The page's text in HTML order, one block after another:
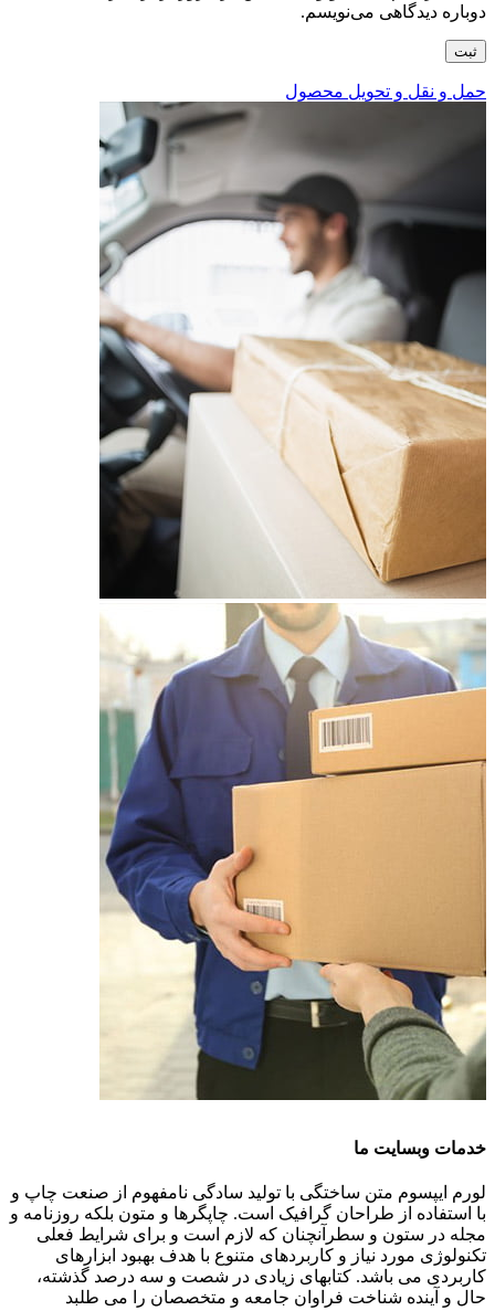
دوباره دیدگاهی می‌نویسم.
حمل و نقل و تحویل محصول
خدمات وبسایت ما
لورم ایپسوم متن ساختگی با تولید سادگی نامفهوم از صنعت چاپ و
با استفاده از طراحان گرافیک است. چاپگرها و متون بلکه روزنامه و
مجله در ستون و سطرآنچنان که لازم است و برای شرایط فعلی
تکنولوژی مورد نیاز و کاربردهای متنوع با هدف بهبود ابزارهای
کاربردی می باشد. کتابهای زیادی در شصت و سه درصد گذشته،
حال و آینده شناخت فراوان جامعه و متخصصان را می طلبد